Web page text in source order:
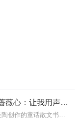
（稻草人）我是主播冰凌蔷薇心：让我用声音带给你快乐
稻草人》是20世纪20年代由叶圣陶创作的童话散文书籍，于2016年4月由作家出版社出版[1]。该书主要介绍了20世纪20年代中国农村的生活百态，以田间草人的目光...